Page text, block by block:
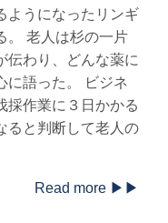
ようになったリンギ
。 老人は杉の一片
伝わり、どんな薬に
に語った。 ビジネ
採作業に３日かかる
ると判断して老人の
Read more ▶▶